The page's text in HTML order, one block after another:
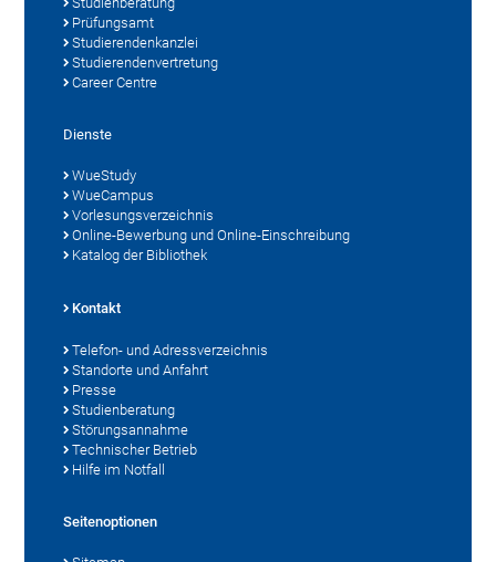
Prüfungsamt
Studierendenkanzlei
Studierendenvertretung
Career Centre
Dienste
WueStudy
WueCampus
Vorlesungsverzeichnis
Online-Bewerbung und Online-Einschreibung
Katalog der Bibliothek
Kontakt
Telefon- und Adressverzeichnis
Standorte und Anfahrt
Presse
Studienberatung
Störungsannahme
Technischer Betrieb
Hilfe im Notfall
Seitenoptionen